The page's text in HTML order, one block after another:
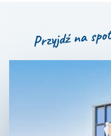
Przyjdź na